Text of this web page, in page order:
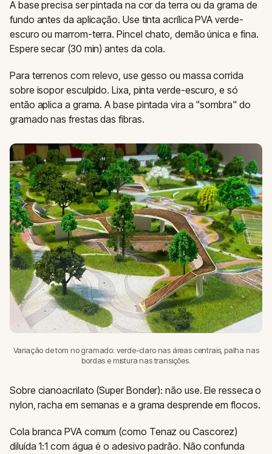
A base precisa ser pintada na cor da terra ou da grama de
fundo antes da aplicação. Use tinta acrílica PVA verde-
escuro ou marrom-terra. Pincel chato, demão única e fina.
Espere secar (30 min) antes da cola.
Para terrenos com relevo, use gesso ou massa corrida
sobre isopor esculpido. Lixa, pinta verde-escuro, e só
então aplica a grama. A base pintada vira a "sombra" do
gramado nas frestas das fibras.
Variação de tom no gramado: verde-claro nas áreas centrais, palha nas
bordas e mistura nas transições.
Sobre cianoacrilato (Super Bonder): não use. Ele resseca o
nylon, racha em semanas e a grama desprende em flocos.
Cola branca PVA comum (como Tenaz ou Cascorez)
diluída 1:1 com água é o adesivo padrão. Não confunda